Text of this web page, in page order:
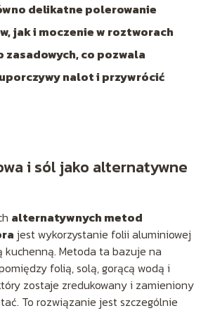
delikatne polerowanie
jak i moczenie w roztworach
zasadowych, co pozwala
nalot i przywrócić
i sól jako alternatywne
alternatywnych metod
jest wykorzystanie folii aluminiowej
kuchenną. Metoda ta bazuje na
folią, solą, gorącą wodą i
zostaje zredukowany i zamieniony
To rozwiązanie jest szczególnie